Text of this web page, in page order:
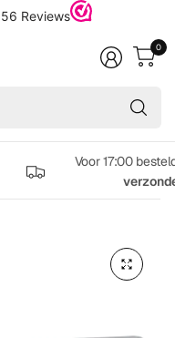
op
0
Voor 17:00